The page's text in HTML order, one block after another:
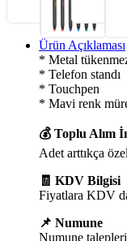
Ürün Açıklaması
* Metal
* Telefon standı
* Touchpen
* Mavi renk
💰 Toplu Alım
Adet arttıkça
🧾 KDV Bilgisi
Fiyatlara KDV
📌 Numune
Numune